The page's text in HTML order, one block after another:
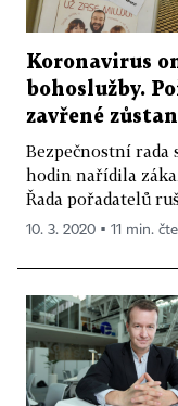
Koronavirus
bohoslužby.
zavřené
Bezpečnostní rada
hodin nařídila
Řada pořadatelů
10. 3. 2020 ▪ 11 min.